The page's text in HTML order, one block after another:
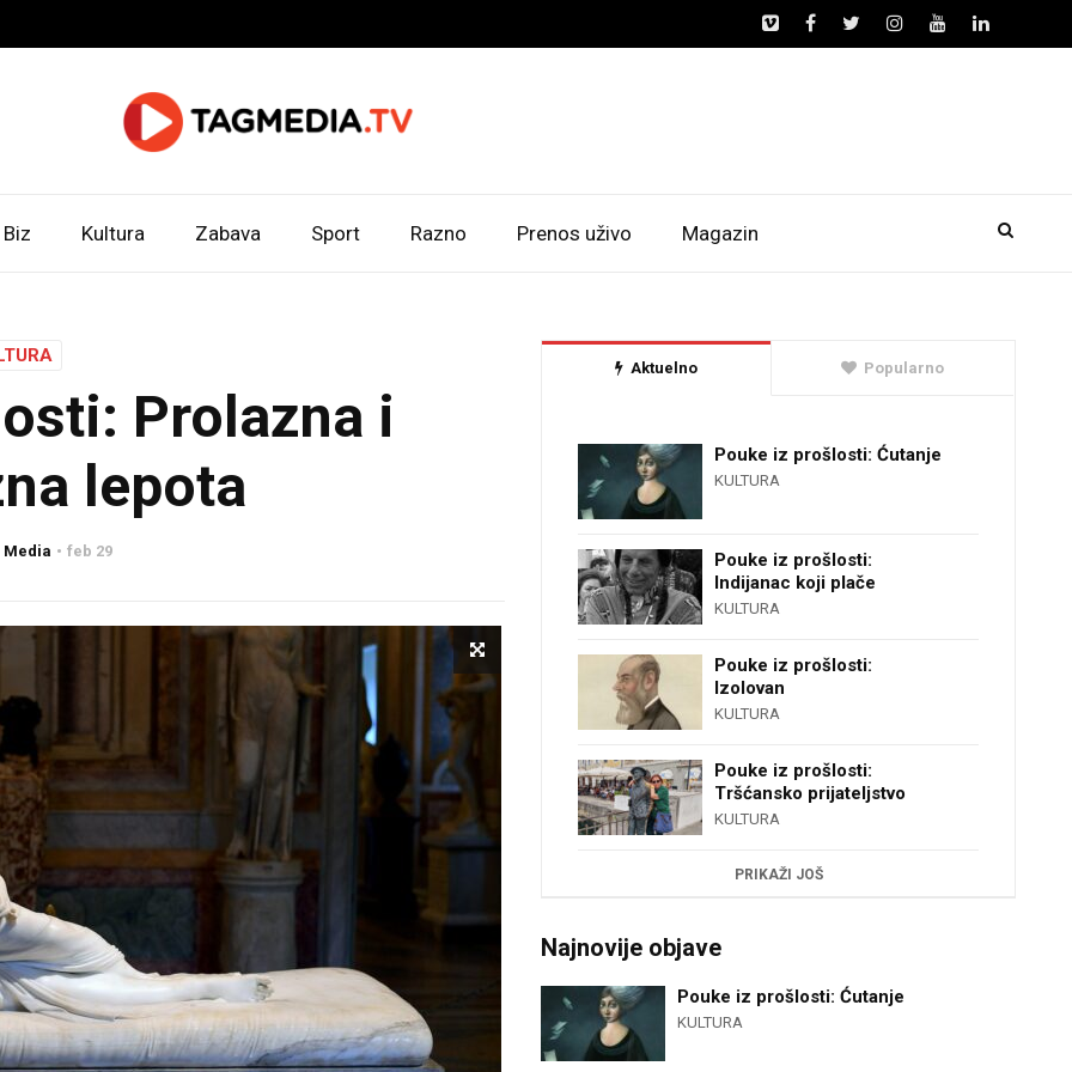
Biz Kultura Zabava Sport Razno Prenos uživo Magazin
Prolazna i
lepota
Media feb 29
Aktuelno Popularno
Pouke iz prošlosti: Ćutanje
KULTURA
Pouke iz prošlosti:
Indijanac koji plače
KULTURA
Pouke iz prošlosti:
Izolovan
KULTURA
Pouke iz prošlosti:
Tršćansko prijateljstvo
KULTURA
PRIKAŽI JOŠ
Najnovije objave
Pouke iz prošlosti: Ćutanje
KULTURA